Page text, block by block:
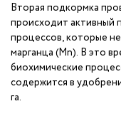
Вторая подкормка
происходит активный
процессов, которые
марганца (Мn). В это
биохимические
содержится в
га.